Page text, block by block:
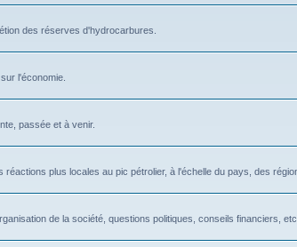
des réserves d'hydrocarbures.
l'économie.
passée et à venir.
plus locales au pic pétrolier, à l'échelle du pays, des
de la société, questions politiques, conseils financiers,